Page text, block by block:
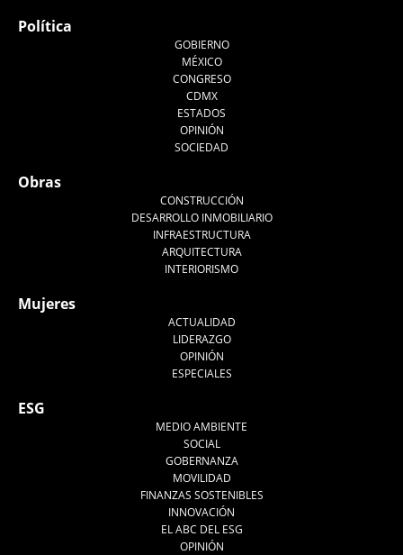
Política
GOBIERNO
MÉXICO
CONGRESO
CDMX
ESTADOS
OPINIÓN
SOCIEDAD
Obras
CONSTRUCCIÓN
DESARROLLO INMOBILIARIO
INFRAESTRUCTURA
ARQUITECTURA
INTERIORISMO
Mujeres
ACTUALIDAD
LIDERAZGO
OPINIÓN
ESPECIALES
ESG
MEDIO AMBIENTE
SOCIAL
GOBERNANZA
MOVILIDAD
FINANZAS SOSTENIBLES
INNOVACIÓN
EL ABC DEL ESG
OPINIÓN